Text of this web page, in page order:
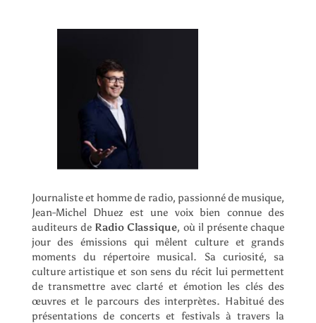
Journaliste et homme de radio, passionné de musique,
Jean-Michel Dhuez est une voix bien connue des
auditeurs de Radio Classique, où il présente chaque
jour des émissions qui mêlent culture et grands
moments du répertoire musical. Sa curiosité, sa
culture artistique et son sens du récit lui permettent
de transmettre avec clarté et émotion les clés des
œuvres et le parcours des interprètes. Habitué des
présentations de concerts et festivals à travers la